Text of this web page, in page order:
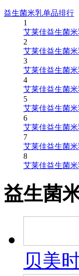
益生菌米乳单品排行
1
艾莱佳益生菌
2
艾莱佳益生菌
3
艾莱佳益生菌
4
艾莱佳益生菌
5
艾莱佳益生菌
6
艾莱佳益生菌
7
艾莱佳益生菌
8
艾莱佳益生菌
益生菌
贝美